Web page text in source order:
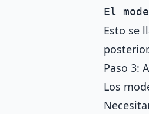
Esto se
Paso 3:
Los